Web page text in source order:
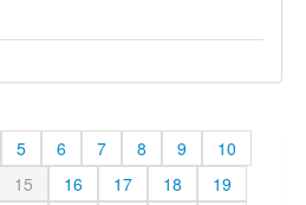
5 6 7 8 9
10
15 16 17 18
19